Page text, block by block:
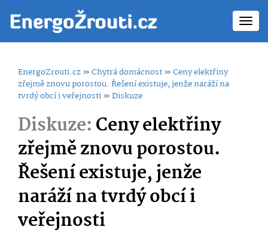
EnergoZrouti.cz»Chytrá domácnost»Ceny elektřiny
zřejmě znovu porostou. Řešení existuje, jenže naráží na
tvrdý obcí i veřejnosti»Diskuze
Diskuze:Ceny elektřiny
zřejmě znovu porostou.
Řešení existuje, jenže
naráží na tvrdý obcí i
veřejnosti